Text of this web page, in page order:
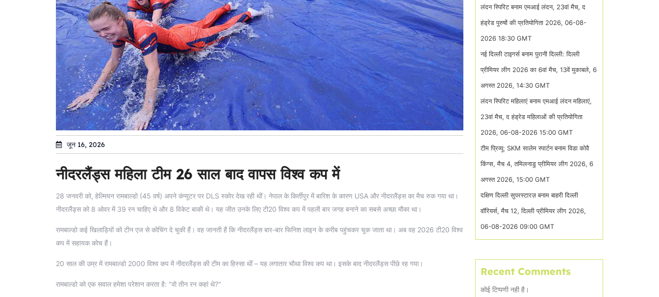
जून 16, 2026
नीदरलैंड्स महिला टीम 26 साल बाद वापस विश्व कप में
28 जनवरी को, हेल्मियन रामबाल्डो (45 वर्ष) अपने कंप्यूटर पर DLS स्कोर देख रही थीं। नेपाल के किर्तीपुर में बारिश के कारण USA और नीदरलैंड्स का मैच रुक गया था।
नीदरलैंड्स को 8 ओवर में 39 रन चाहिए थे और 8 विकेट बाकी थे। यह जीत उनके लिए टी20 विश्व कप में पहली बार जगह बनाने का सबसे अच्छा मौका था।
रामबाल्डो कई खिलाड़ियों को टीन एज से कोचिंग दे चुकी हैं। वह जानती हैं कि नीदरलैंड्स बार-बार फिनिश लाइन के करीब पहुंचकर चूक जाता था। अब वह 2026 टी20 विश्व
कप में सहायक कोच हैं।
20 साल की उम्र में रामबाल्डो 2000 विश्व कप में नीदरलैंड्स की टीम का हिस्सा थीं – यह लगातार चौथा विश्व कप था। इसके बाद नीदरलैंड्स पीछे रह गया।
रामबाल्डो को एक सवाल हमेशा परेशान करता है: "वो तीन रन कहां थे?"
लंदन स्पिरिट बनाम एमआई लंदन, 23वां मैच, द
हंड्रेड पुरुषों की प्रतियोगिता 2026, 06-08-
2026 18:30 GMT
नई दिल्ली टाइगर्स बनाम पुरानी दिल्ली: दिल्ली
प्रीमियर लीग 2026 का 6वां मैच, 13वें मुकाबले, 6
अगस्त 2026, 14:30 GMT
लंदन स्पिरिट महिलाएं बनाम एमआई लंदन महिलाएं,
23वां मैच, द हंड्रेड महिलाओं की प्रतियोगिता
2026, 06-08-2026 15:00 GMT
टीम प्रिव्यू: SKM सालेम स्पार्टन बनाम विडा कोवै
किंग्स, मैच 4, तमिलनाडु प्रीमियर लीग 2026, 6
अगस्त 2026, 15:00 GMT
दक्षिण दिल्ली सुपरस्टारज़ बनाम बाहरी दिल्ली
वॉरियर्स, मैच 12, दिल्ली प्रीमियर लीग 2026,
06-08-2026 09:00 GMT
Recent Comments
कोई टिप्पणी नही है।